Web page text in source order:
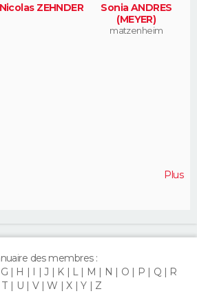
Nicolas ZEHNDER
Sonia ANDRES
(MEYER)
matzenheim
Plus
des membres :
G H I J K L M N O P Q
R
T U V W X Y Z